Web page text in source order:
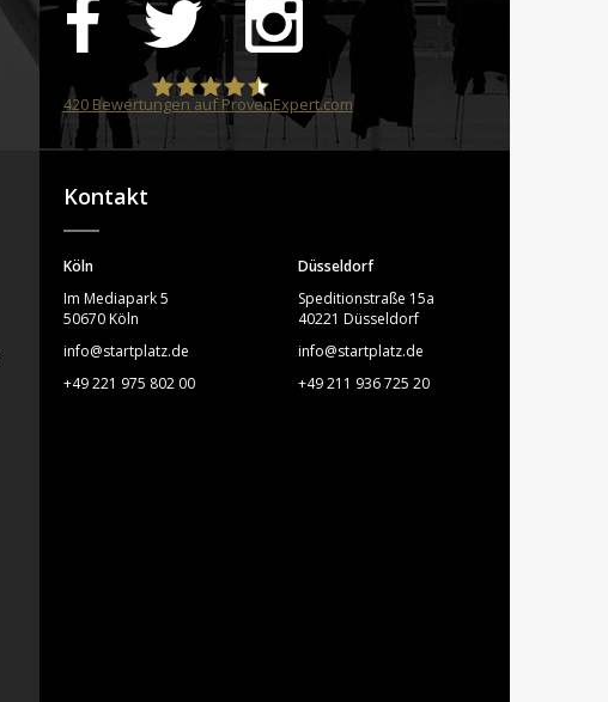
STARTPLATZ
420Bewertungen auf ProvenExpert.com
Kontakt
Köln
Im Mediapark 5
50670 Köln
info@startplatz.de
+49 221 975 802 00
Düsseldorf
Speditionstraße 15a
40221 Düsseldorf
info@startplatz.de
+49 211 936 725 20